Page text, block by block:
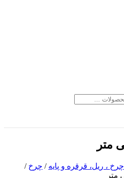
چرخ ، ریل، قرقره و پایه / چرخ /